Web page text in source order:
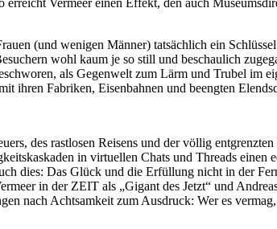
(und wenigen Männer) tatsächlich ein
wohl kaum je so still und beschaulich
als Gegenwelt zum Lärm und Trubel im
Fabriken, Eisenbahnen und beengten
des rastlosen Reisens und der völlig
in virtuellen Chats und Threads einen
dies: Das Glück und die Erfüllung nicht in der
in der ZEIT als „Gigant des Jetzt“ und
nach Achtsamkeit zum Ausdruck: Wer es